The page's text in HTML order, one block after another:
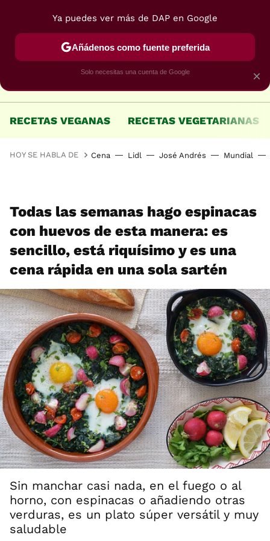
RECETAS VEGANAS RECETAS VEGETARIANAS
HOY SE HABLA DE Cena Lidl José Andrés Mundial
Todas las semanas hago espinacas
con huevos de esta manera: es
sencillo, está riquísimo y es una
cena rápida en una sola sartén
Sin manchar casi nada, en el fuego o al
horno, con espinacas o añadiendo otras
verduras, es un plato súper versátil y muy
saludable
×
Ya puedes ver más de DAP en Google
Añádenos como fuente preferida
Solo necesitas una cuenta de Google